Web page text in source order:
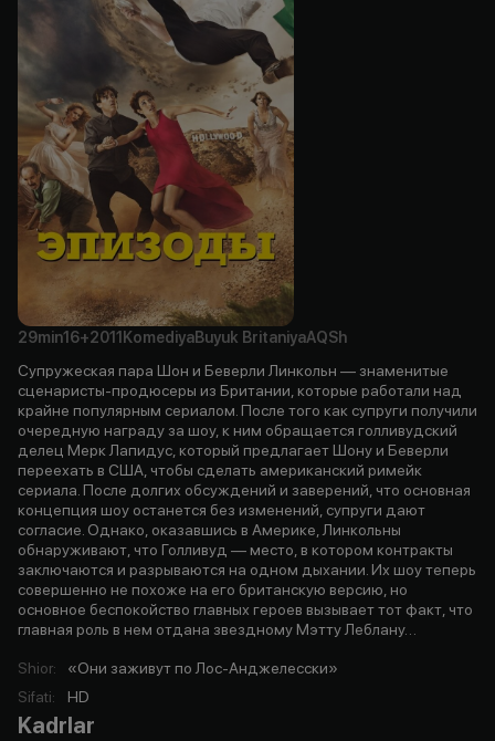
29min16+2011 KomediyaBuyuk BritaniyaAQSh
Супружеская пара Шон и Беверли Линкольн — знаменитые
сценаристы-продюсеры из Британии, которые работали над
крайне популярным сериалом. После того как супруги получили
очередную награду за шоу, к ним обращается голливудский
делец Мерк Лапидус, который предлагает Шону и Беверли
переехать в США, чтобы сделать американский римейк
сериала. После долгих обсуждений и заверений, что основная
концепция шоу останется без изменений, супруги дают
согласие. Однако, оказавшись в Америке, Линкольны
обнаруживают, что Голливуд — место, в котором контракты
заключаются и разрываются на одном дыхании. Их шоу теперь
совершенно не похоже на его британскую версию, но
основное беспокойство главных героев вызывает тот факт, что
главная роль в нем отдана звездному Мэтту Леблану…
Shior:
«Они заживут по Лос-Анджелесски»
Sifati: HD
Kadrlar